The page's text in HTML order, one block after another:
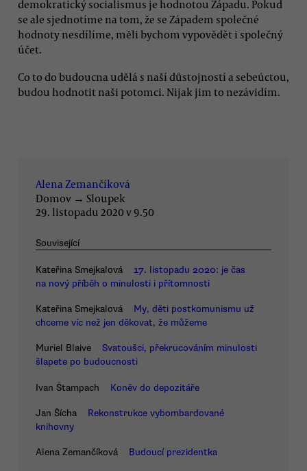
demokratický socialismus je hodnotou Západu. Pokud
se ale sjednotíme na tom, že se Západem společné
hodnoty nesdílíme, měli bychom vypovědět i společný
účet.
Co to do budoucna udělá s naší důstojností a sebeúctou,
budou hodnotit naši potomci. Nijak jim to nezávidím.
Alena Zemančíková
Domov → Sloupek
29. listopadu 2020 v 9.50
Související
Kateřina Smejkalová
17. listopadu 2020: je čas
na nový příběh o minulosti i přítomnosti
Kateřina Smejkalová
My, děti postkomunismu už
chceme víc než jen děkovat, že můžeme
Muriel Blaive
Svatoušci, překrucováním minulosti
šlapete po budoucnosti
Ivan Štampach Koněv do depozitáře
Jan Šícha
Rekonstrukce vybombardované
knihovny
Alena Zemančíková Budoucí prezidentka